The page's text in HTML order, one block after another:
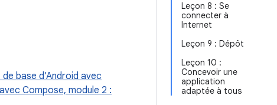
Leçon 8 : Se
connecter à
Internet
Leçon 9 : Dépôt
Leçon 10 :
Concevoir une
application
adaptée à tous
de base d'Android avec
Compose, module 2 :